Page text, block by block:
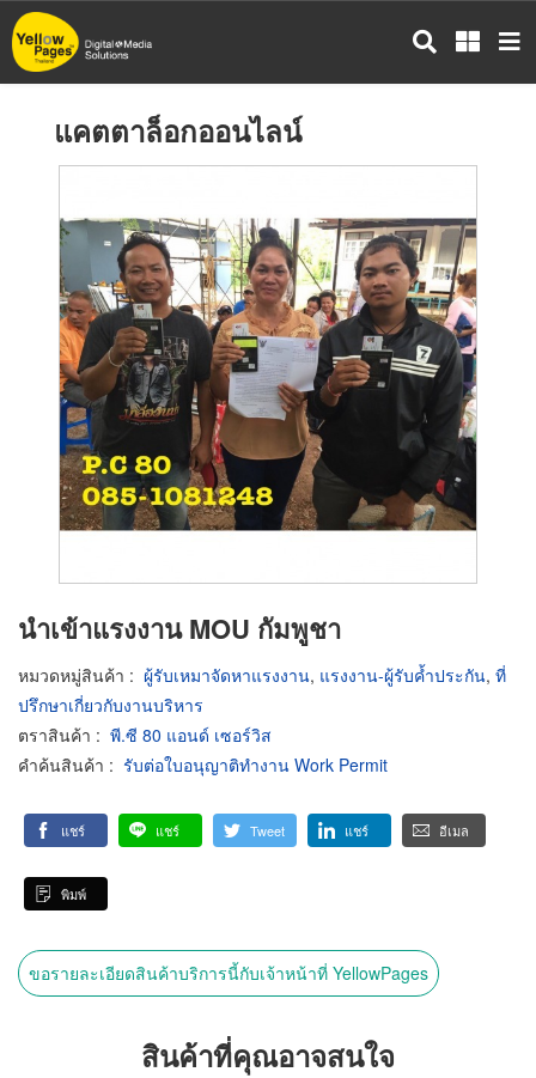
ข้าม
ไป
แคตตาล็อกออนไลน์
นำเข้าแรงงาน MOU กัมพูชา
หมวดหมู่สินค้า : ผู้รับเหมาจัดหาแรงงาน, แรงงาน-ผู้รับค้ำประกัน, ที่
ปรึกษาเกี่ยวกับงานบริหาร
ตราสินค้า : พี.ซี 80 แอนด์ เซอร์วิส
คำค้นสินค้า : รับต่อใบอนุญาติทำงาน Work Permit
แชร์ แชร์ Tweet แชร์ อีเมล
พิมพ์
ขอรายละเอียดสินค้าบริการนี้กับเจ้าหน้าที่ YellowPages
สินค้าที่คุณอาจสนใจ